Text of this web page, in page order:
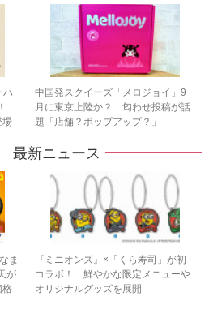
ハ
場
中国発スクイーズ「メロジョイ」9
月に東京上陸か？ 匂わせ投稿が話
題「店舗？ポップアップ？」
最新ニュース
ま
が
『ミニオンズ』×「くら寿司」が初
コラボ！ 鮮やかな限定メニューや
オリジナルグッズを展開